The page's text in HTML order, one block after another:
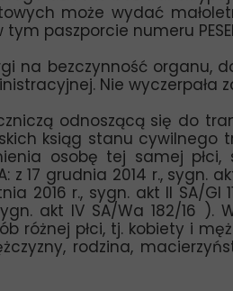
może wydać
paszporcie numeru
na bezczynność organu,
Nie wyczerpała
odnoszącą się do
ksiąg stanu cywilnego
osobę tej samej płci,
17 grudnia 2014 r., sygn.
2016 r., sygn. akt II SA/Gl
akt IV SA/Wa 182/16
różnej płci, tj. kobiety i
rodzina,